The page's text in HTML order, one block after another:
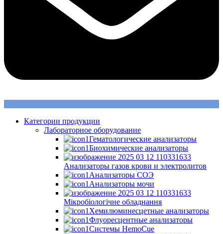
Категории продукции
Лабораторное оборудование
Гематологические анализаторы
Биохимические анализаторы
Анализаторы газов крови и электролитов
Анализаторы СОЭ
Анализаторы мочи
Мікробіологічне обладнання
Хемилюминесцетные анализаторы
Флуоресцентные анализаторы
Системы HemoCue